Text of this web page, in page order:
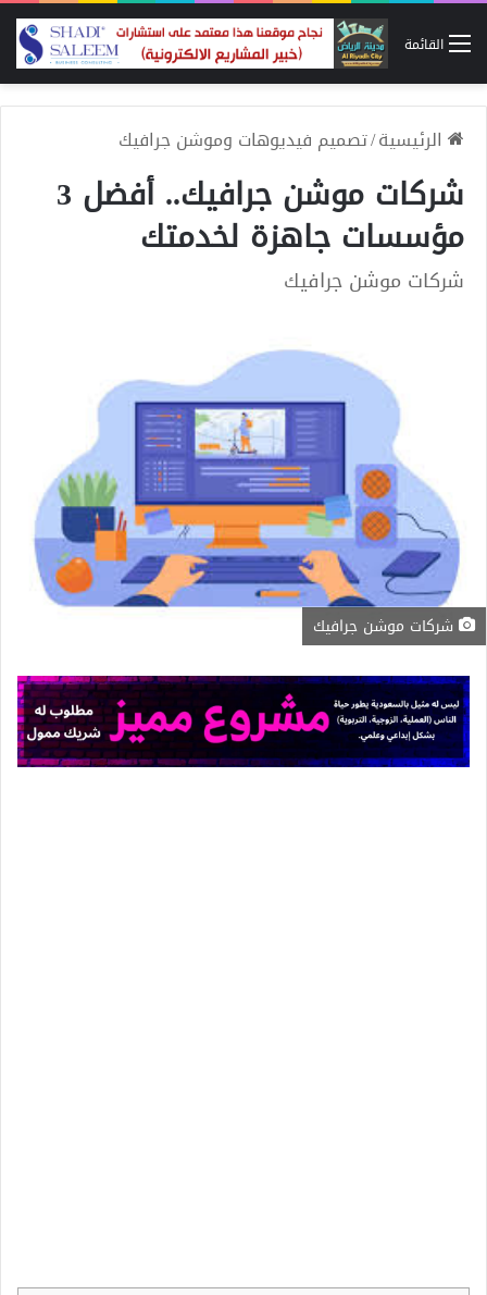
القائمة
الرئيسية/تصميم فيديوهات وموشن جرافيك
شركات موشن جرافيك.. أفضل 3
مؤسسات جاهزة لخدمتك
شركات موشن جرافيك
شركات موشن جرافيك